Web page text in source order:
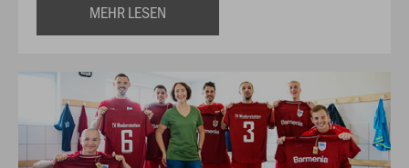
MEHR LESEN